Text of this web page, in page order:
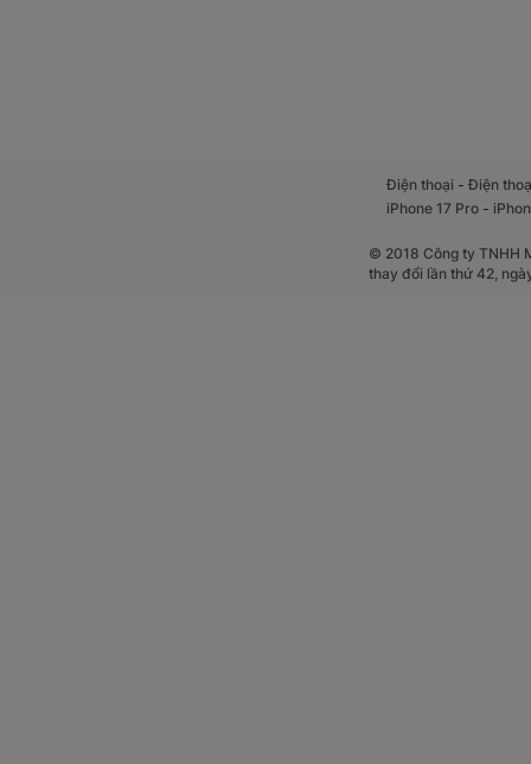
Điện thoại -Điện
iPhone 17 Pro -
© 2018 Công ty TNHH
thay đổi lần thứ 42,